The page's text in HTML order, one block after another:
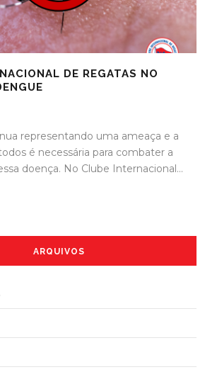
DE REGATAS NO
representando uma ameaça e a
é necessária para combater a
doença. No Clube Internacional...
ARQUIVOS